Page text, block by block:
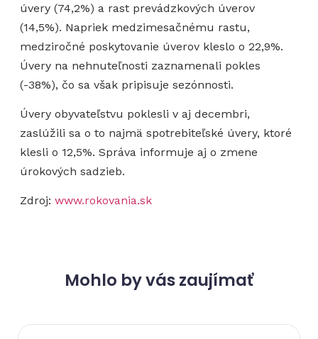
úvery (74,2%) a rast prevádzkových úverov
(14,5%). Napriek medzimesačnému rastu,
medziročné poskytovanie úverov kleslo o 22,9%.
Úvery na nehnuteľnosti zaznamenali pokles
(-38%), čo sa však pripisuje sezónnosti.
Úvery obyvateľstvu poklesli v aj decembri,
zaslúžili sa o to najmä spotrebiteľské úvery, ktoré
klesli o 12,5%. Správa informuje aj o zmene
úrokových sadzieb.
Zdroj: www.rokovania.sk
Mohlo by vás zaujímať